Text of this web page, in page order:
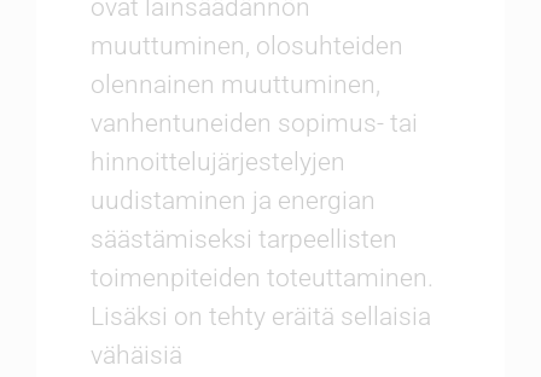
ovat lainsäädännön
muuttuminen, olosuhteiden
olennainen muuttuminen,
vanhentuneiden sopimus- tai
hinnoittelujärjestelyjen
uudistaminen ja energian
säästämiseksi tarpeellisten
toimenpiteiden toteuttaminen.
Lisäksi on tehty eräitä sellaisia
vähäisiä